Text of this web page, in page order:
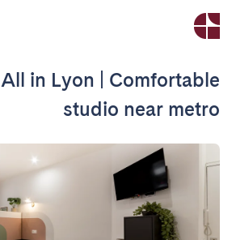
All in Lyon | Comfortable
studio near metro